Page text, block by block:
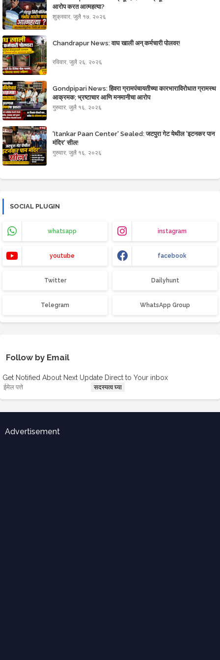
आरोप करत आत्महत्या?
शुक्रवार, जुलै १७, २०२६
Chandrapur News: वाघ खाली अन् कर्मचारी पोलवर!
रविवार, जुलै २६, २०२६
Gondpipari News: हिवरा ग्रामपंचायतीच्या कारभाराविरोधात ग्रामस्थ
आक्रमक; भ्रष्टाचार आणि मनमानीचा आरोप
गुरुवार, जुलै १६, २०२६
'Itankar Paan Center' Sealed: जटपुरा गेट येथील 'इटनकर पान
मंदिर' सील!
गुरुवार, जुलै १६, २०२६
SOCIAL PLUGIN
whatsapp instagram
youtube facebook
Twitter Dailyhunt
Telegram WhatsApp Group
Follow by Email
Get Notified About Next Update Direct to Your inbox
Advertisement